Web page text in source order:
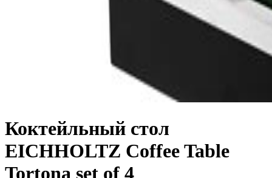
Коктейльный стол
EICHHOLTZ Coffee Table
Tortona set of 4